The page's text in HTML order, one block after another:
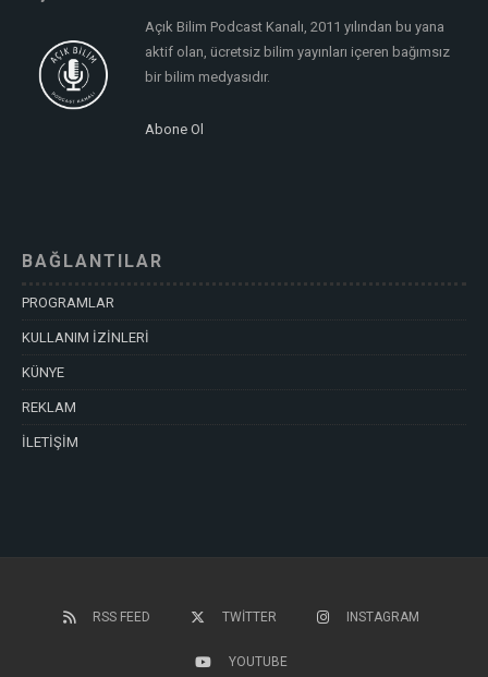
Açık Bilim Podcast Kanalı, 2011 yılından bu yana
aktif olan, ücretsiz bilim yayınları içeren bağımsız
bir bilim medyasıdır.
Abone Ol
BAĞLANTILAR
PROGRAMLAR
KULLANIM İZİNLERİ
KÜNYE
REKLAM
İLETİŞİM
RSS FEED TWITTER INSTAGRAM
YOUTUBE